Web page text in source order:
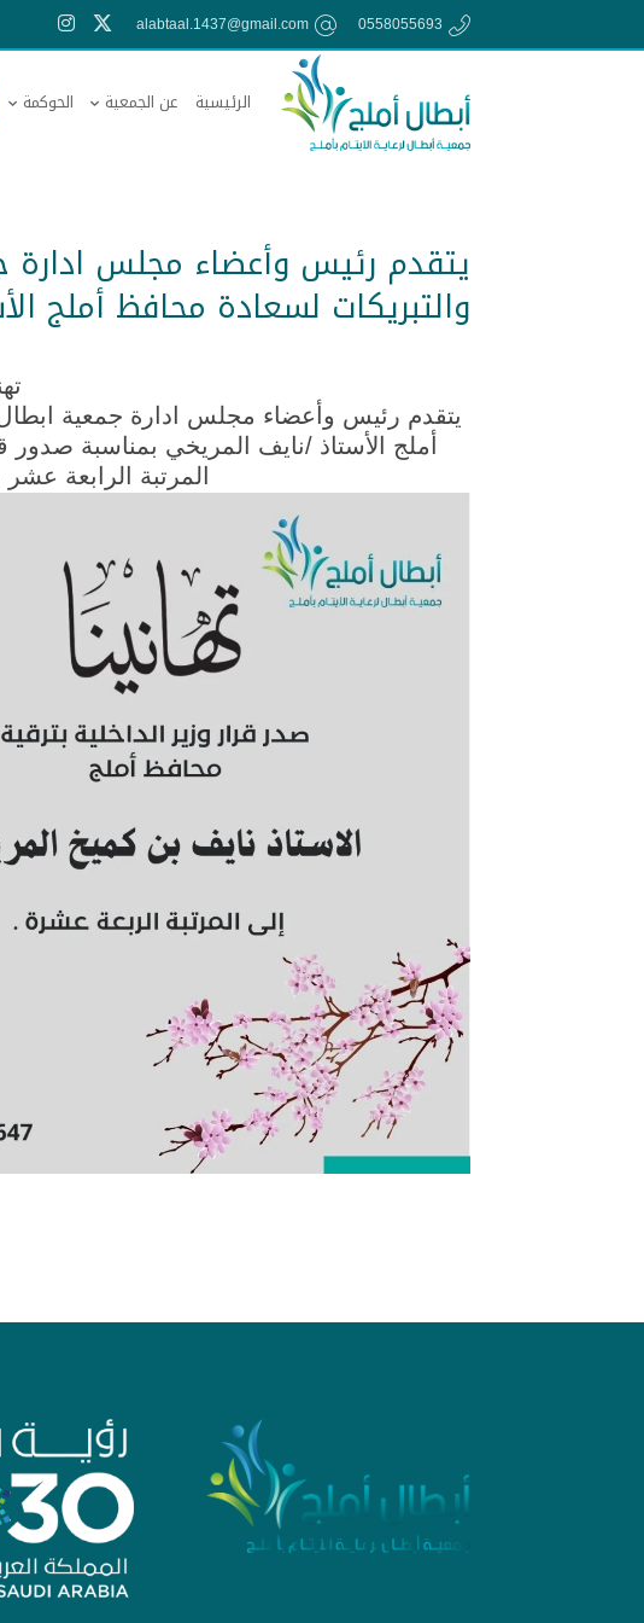
0558055693
alabtaal.1437@gmail.com
الرئيسية عن الجمعية الحوكمة
يتقدم رئيس وأعضاء مجلس ادارة
والتبريكات لسعادة محافظ أملج
يتقدم رئيس وأعضاء مجلس ادارة جمعية
أملج الأستاذ /نايف المريخي بمناسبة
المرتبة الرابعة